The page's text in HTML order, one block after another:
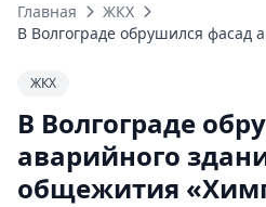
Главная
ЖКХ
В Волгограде обрушился
ЖКХ
В Волгограде
аварийного
общежития